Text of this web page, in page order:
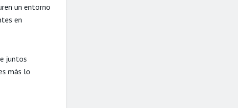
un entorno
en
juntos
más lo